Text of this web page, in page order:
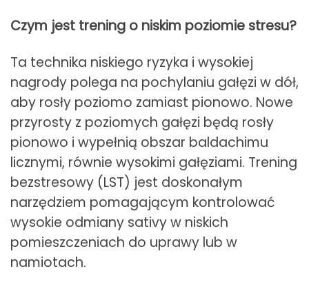
Czym jest trening o niskim poziomie stresu?
Ta technika niskiego ryzyka i wysokiej
nagrody polega na pochylaniu gałęzi w dół,
aby rosły poziomo zamiast pionowo. Nowe
przyrosty z poziomych gałęzi będą rosły
pionowo i wypełnią obszar baldachimu
licznymi, równie wysokimi gałęziami. Trening
bezstresowy (LST) jest doskonałym
narzędziem pomagającym kontrolować
wysokie odmiany sativy w niskich
pomieszczeniach do uprawy lub w
namiotach.